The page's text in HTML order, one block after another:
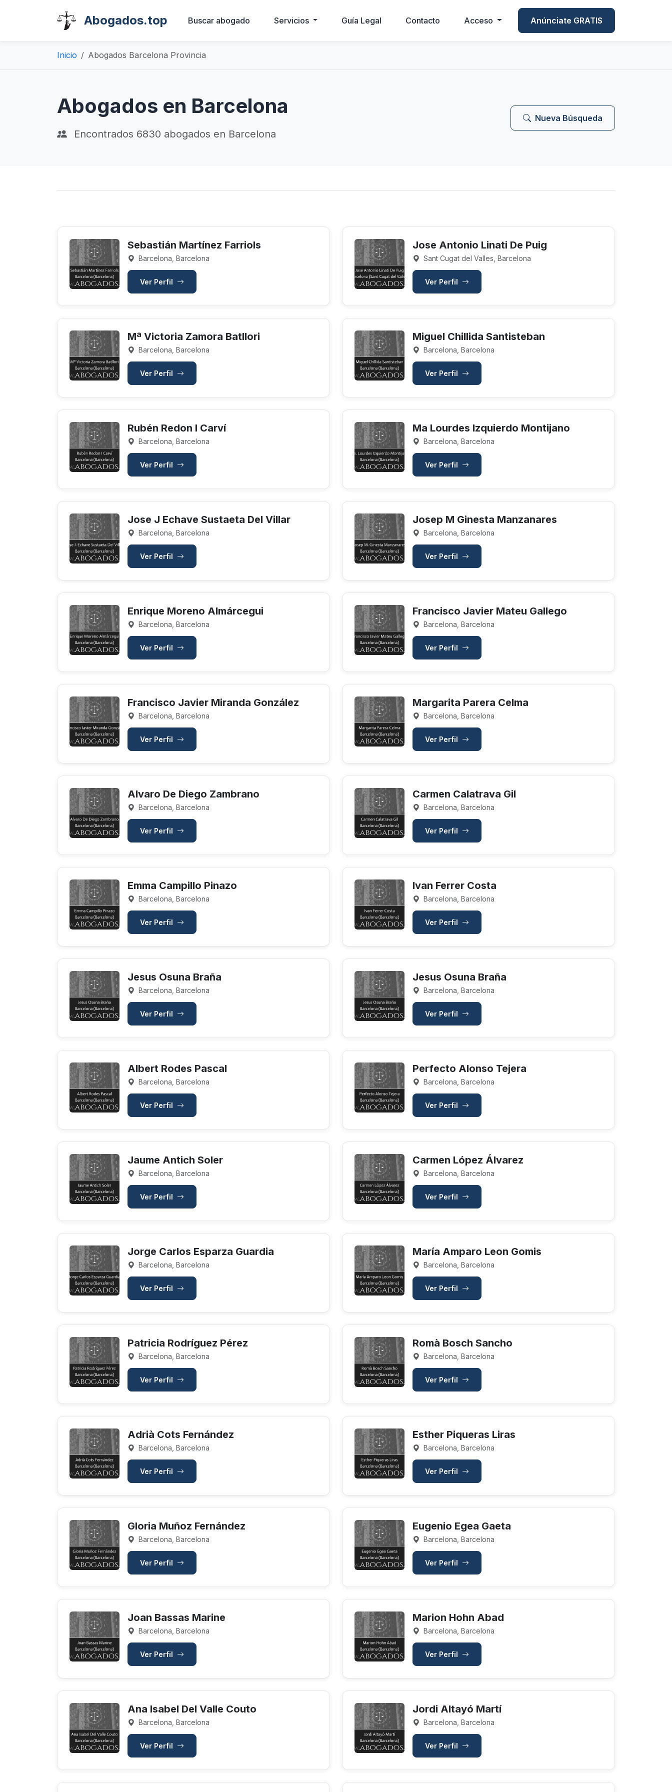
Abogados.top Buscar abogado Servicios Guía Legal Contacto Acceso Anúnciate GRATIS
Inicio Abogados Barcelona Provincia
Abogados en Barcelona
Encontrados 6830 abogados en Barcelona
Nueva Búsqueda
Sebastián Martínez Farriols
Barcelona, Barcelona
Ver Perfil
Jose Antonio Linati De Puig
Sant Cugat del Valles, Barcelona
Ver Perfil
Mª Victoria Zamora Batllori
Barcelona, Barcelona
Ver Perfil
Miguel Chillida Santisteban
Barcelona, Barcelona
Ver Perfil
Rubén Redon I Carví
Barcelona, Barcelona
Ver Perfil
Ma Lourdes Izquierdo Montijano
Barcelona, Barcelona
Ver Perfil
Jose J Echave Sustaeta Del Villar
Barcelona, Barcelona
Ver Perfil
Josep M Ginesta Manzanares
Barcelona, Barcelona
Ver Perfil
Enrique Moreno Almárcegui
Barcelona, Barcelona
Ver Perfil
Francisco Javier Mateu Gallego
Barcelona, Barcelona
Ver Perfil
Francisco Javier Miranda González
Barcelona, Barcelona
Ver Perfil
Margarita Parera Celma
Barcelona, Barcelona
Ver Perfil
Alvaro De Diego Zambrano
Barcelona, Barcelona
Ver Perfil
Carmen Calatrava Gil
Barcelona, Barcelona
Ver Perfil
Emma Campillo Pinazo
Barcelona, Barcelona
Ver Perfil
Ivan Ferrer Costa
Barcelona, Barcelona
Ver Perfil
Jesus Osuna Braña
Barcelona, Barcelona
Ver Perfil
Jesus Osuna Braña
Barcelona, Barcelona
Ver Perfil
Albert Rodes Pascal
Barcelona, Barcelona
Ver Perfil
Perfecto Alonso Tejera
Barcelona, Barcelona
Ver Perfil
Jaume Antich Soler
Barcelona, Barcelona
Ver Perfil
Carmen López Álvarez
Barcelona, Barcelona
Ver Perfil
Jorge Carlos Esparza Guardia
Barcelona, Barcelona
Ver Perfil
María Amparo Leon Gomis
Barcelona, Barcelona
Ver Perfil
Patricia Rodríguez Pérez
Barcelona, Barcelona
Ver Perfil
Romà Bosch Sancho
Barcelona, Barcelona
Ver Perfil
Adrià Cots Fernández
Barcelona, Barcelona
Ver Perfil
Esther Piqueras Liras
Barcelona, Barcelona
Ver Perfil
Gloria Muñoz Fernández
Barcelona, Barcelona
Ver Perfil
Eugenio Egea Gaeta
Barcelona, Barcelona
Ver Perfil
Joan Bassas Marine
Barcelona, Barcelona
Ver Perfil
Marion Hohn Abad
Barcelona, Barcelona
Ver Perfil
Ana Isabel Del Valle Couto
Barcelona, Barcelona
Ver Perfil
Jordi Altayó Martí
Barcelona, Barcelona
Ver Perfil